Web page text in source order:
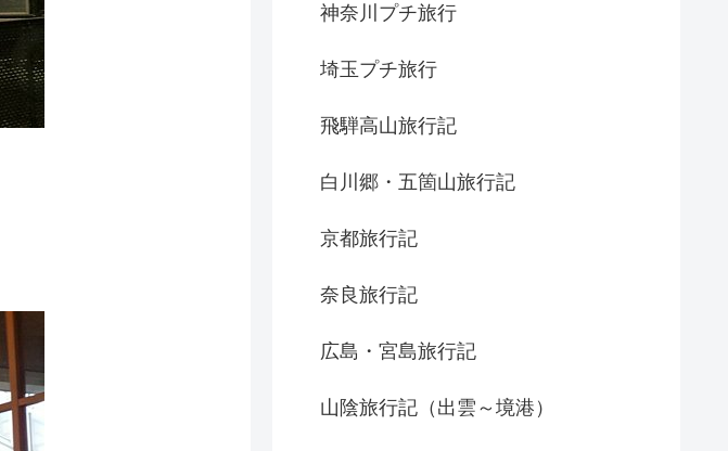
神奈川プチ旅行
埼玉プチ旅行
飛騨高山旅行記
白川郷・五箇山旅行記
京都旅行記
奈良旅行記
広島・宮島旅行記
山陰旅行記（出雲～境港）